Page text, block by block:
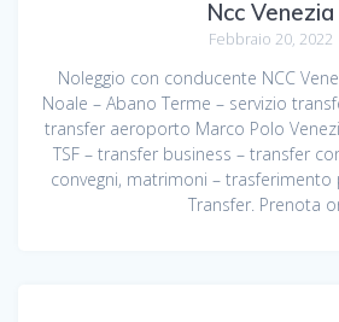
Ncc Venezia
Febbraio 20, 2022
Noleggio con conducente NCC
Noale – Abano Terme – servizio
transfer aeroporto Marco Polo
TSF – transfer business – transfer
convegni, matrimoni – trasferimento
Transfer. Prenota